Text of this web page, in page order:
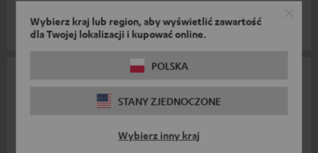
Wybierz kraj lub region, aby wyświetlić zawartość
dla Twojej lokalizacji i kupować online.
POLSKA
STANY ZJEDNOCZONE
Wybierz inny kraj
ma już 20 lat.
Przeczytaj całą recenzję
Kristina S.
(przetłumaczone automatycznie *)
Prawdziwy rozbawiciel
Cross jest raczej przeznaczony do imprez i to świetne
urządzenie, ale niestety nie sprawdziło się w moim przypadku